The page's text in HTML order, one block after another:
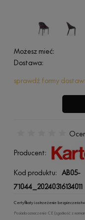
Możesz mieć:
Dostawa:
Cena nie zawiera
sprawdź formy
Producent:
Kod produktu: AB05-
71044_20240316134011
Certyfikaty i ostrzeżenie
Posiada oznaczenie CE (zgodność z